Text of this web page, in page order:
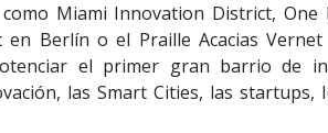
Miami Innovation District,
Berlín o el Praille Acacias
el primer gran barrio de
las Smart Cities, las